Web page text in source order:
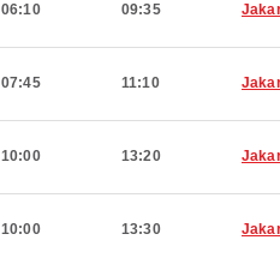
06:10 09:35
07:45 11:10
10:00 13:20
10:00 13:30